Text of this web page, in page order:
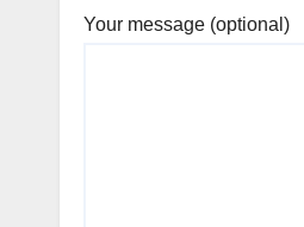
Your message (optional)